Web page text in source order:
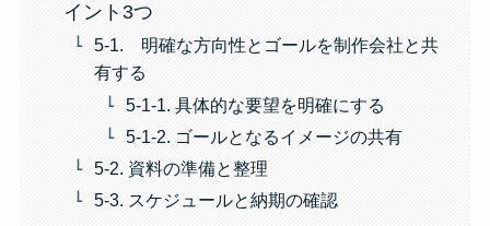
イント3つ
5-1. 明確な方向性とゴールを制作会社と共
有する
5-1-1. 具体的な要望を明確にする
5-1-2. ゴールとなるイメージの共有
5-2. 資料の準備と整理
5-3. スケジュールと納期の確認